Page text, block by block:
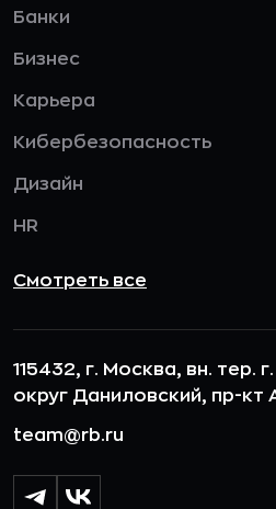
Банки
Бизнес
Карьера
Кибербезопасность
Дизайн
HR
Смотреть все
115432, г. Москва, вн. тер.
округ Даниловский, пр-кт
team@rb.ru